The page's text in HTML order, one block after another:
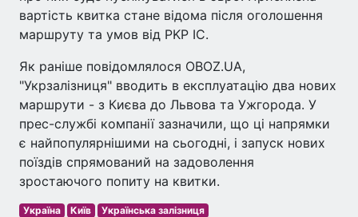
вартість квитка стане відома після оголошення
маршруту та умов від PKP IC.
Як раніше повідомлялося OBOZ.UA,
"Укрзалізниця" вводить в експлуатацію два нових
маршрути - з Києва до Львова та Ужгорода. У
прес-службі компанії зазначили, що ці напрямки
є найпопулярнішими на сьогодні, і запуск нових
поїздів спрямований на задоволення
зростаючого попиту на квитки.
Україна Київ
Українська залізниця